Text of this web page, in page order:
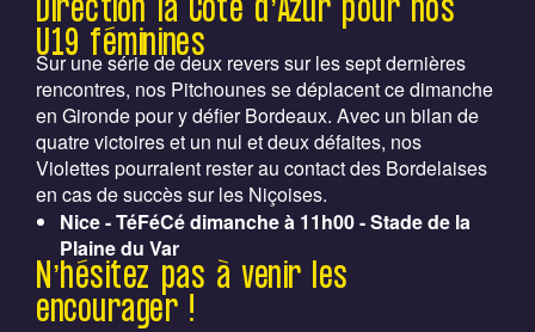
Direction la Côte d’Azur pour nos
U19 féminines
Sur une série de deux revers sur les sept dernières
rencontres, nos Pitchounes se déplacent ce dimanche
en Gironde pour y défier Bordeaux. Avec un bilan de
quatre victoires et un nul et deux défaites, nos
Violettes pourraient rester au contact des Bordelaises
en cas de succès sur les Niçoises.
Nice - TéFéCé dimanche à 11h00 - Stade de la
Plaine du Var
N’hésitez pas à venir les
encourager !